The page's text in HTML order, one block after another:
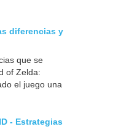
diferencias y
que se
of Zelda:
el juego una
- Estrategias